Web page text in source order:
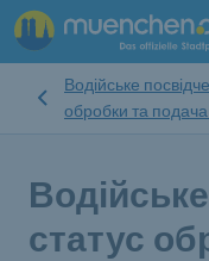
Водійське
обробки та подача
статус